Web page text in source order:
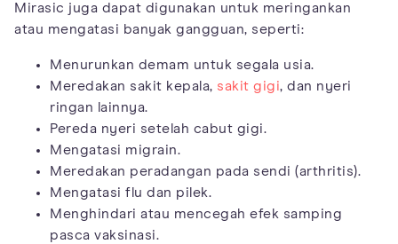
Mirasic juga dapat digunakan untuk meringankan
atau mengatasi banyak gangguan, seperti:
Menurunkan demam untuk segala usia.
Meredakan sakit kepala, sakit gigi, dan nyeri
ringan lainnya.
Pereda nyeri setelah cabut gigi.
Mengatasi migrain.
Meredakan peradangan pada sendi (arthritis).
Mengatasi flu dan pilek.
Menghindari atau mencegah efek samping
pasca vaksinasi.